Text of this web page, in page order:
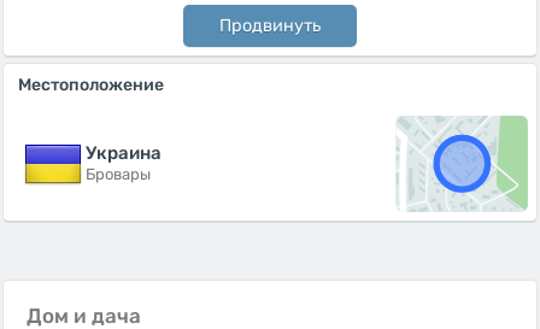
Продвинуть
Местоположение
Украина
Бровары
Дом и дача